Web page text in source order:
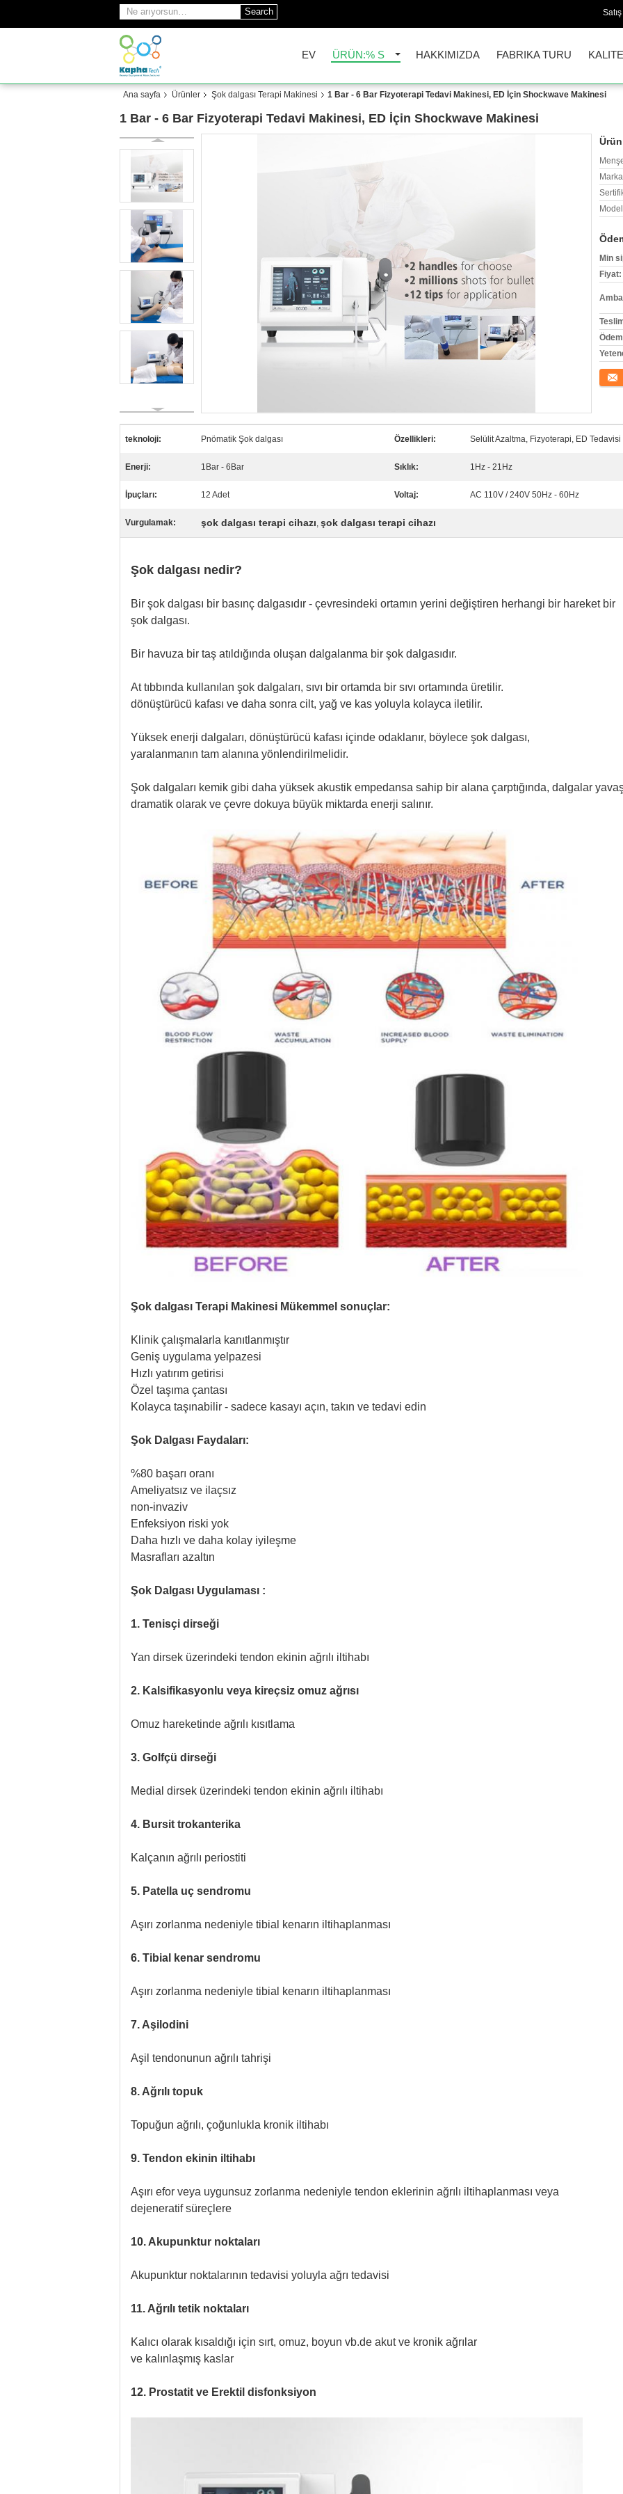
Search
EV ÜRÜN:% S HAKKIMIZDA FABRIKA TURU
Ana sayfa Ürünler Şok dalgası Terapi Makinesi 1 Bar - 6 Bar Fizyoterapi Tedavi Makinesi, ED İçin Shockwave Makinesi
1 Bar - 6 Bar Fizyoterapi Tedavi Makinesi, ED İçin Shockwave Makinesi
Ürün
Min
Fiyat:
teknoloji: Pnömatik Şok dalgası Özellikleri: Selülit Azaltma, Fizyoterapi, ED Tedavisi
Enerji: 1Bar - 6Bar Sıklık: 1Hz - 21Hz
İpuçları: 12 Adet Voltaj: AC 110V / 240V 50Hz - 60Hz
Vurgulamak: şok dalgası terapi cihazı, şok dalgası terapi cihazı
Şok dalgası nedir?
Bir şok dalgası bir basınç dalgasıdır - çevresindeki ortamın yerini değiştiren herhangi bir hareket bir
şok dalgası.
Bir havuza bir taş atıldığında oluşan dalgalanma bir şok dalgasıdır.
At tıbbında kullanılan şok dalgaları, sıvı bir ortamda bir sıvı ortamında üretilir.
dönüştürücü kafası ve daha sonra cilt, yağ ve kas yoluyla kolayca iletilir.
Yüksek enerji dalgaları, dönüştürücü kafası içinde odaklanır, böylece şok dalgası,
yaralanmanın tam alanına yönlendirilmelidir.
Şok dalgaları kemik gibi daha yüksek akustik empedansa sahip bir alana çarptığında, dalgalar
dramatik olarak ve çevre dokuya büyük miktarda enerji salınır.
Şok dalgası Terapi Makinesi Mükemmel sonuçlar:
Klinik çalışmalarla kanıtlanmıştır
Geniş uygulama yelpazesi
Hızlı yatırım getirisi
Özel taşıma çantası
Kolayca taşınabilir - sadece kasayı açın, takın ve tedavi edin
Şok Dalgası Faydaları:
%80 başarı oranı
Ameliyatsız ve ilaçsız
non-invaziv
Enfeksiyon riski yok
Daha hızlı ve daha kolay iyileşme
Masrafları azaltın
Şok Dalgası Uygulaması :
1. Tenisçi dirseği
Yan dirsek üzerindeki tendon ekinin ağrılı iltihabı
2. Kalsifikasyonlu veya kireçsiz omuz ağrısı
Omuz hareketinde ağrılı kısıtlama
3. Golfçü dirseği
Medial dirsek üzerindeki tendon ekinin ağrılı iltihabı
4. Bursit trokanterika
Kalçanın ağrılı periostiti
5. Patella uç sendromu
Aşırı zorlanma nedeniyle tibial kenarın iltihaplanması
6. Tibial kenar sendromu
Aşırı zorlanma nedeniyle tibial kenarın iltihaplanması
7. Aşilodini
Aşil tendonunun ağrılı tahrişi
8. Ağrılı topuk
Topuğun ağrılı, çoğunlukla kronik iltihabı
9. Tendon ekinin iltihabı
Aşırı efor veya uygunsuz zorlanma nedeniyle tendon eklerinin ağrılı iltihaplanması veya
dejeneratif süreçlere
10. Akupunktur noktaları
Akupunktur noktalarının tedavisi yoluyla ağrı tedavisi
11. Ağrılı tetik noktaları
Kalıcı olarak kısaldığı için sırt, omuz, boyun vb.de akut ve kronik ağrılar
ve kalınlaşmış kaslar
12. Prostatit ve Erektil disfonksiyon